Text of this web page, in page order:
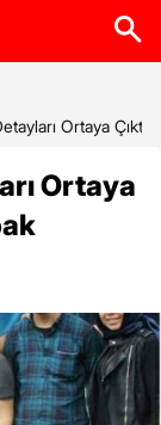
Ortaya
Ortaya